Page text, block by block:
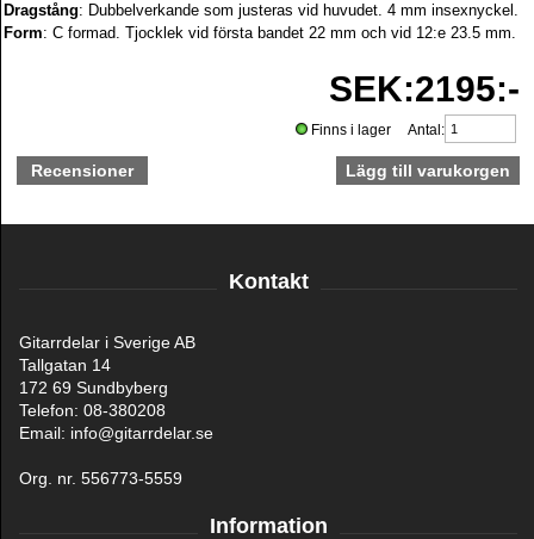
Dragstång: Dubbelverkande som justeras vid huvudet. 4 mm insexnyckel.
Form: C formad. Tjocklek vid första bandet 22 mm och vid 12:e 23.5 mm.
Recensioner
SEK:2195:-
Finns i lager Antal:
Kontakt
Gitarrdelar i Sverige AB
Tallgatan 14
172 69 Sundbyberg
Telefon: 08-380208
Email: info@gitarrdelar.se
Org. nr. 556773-5559
Information